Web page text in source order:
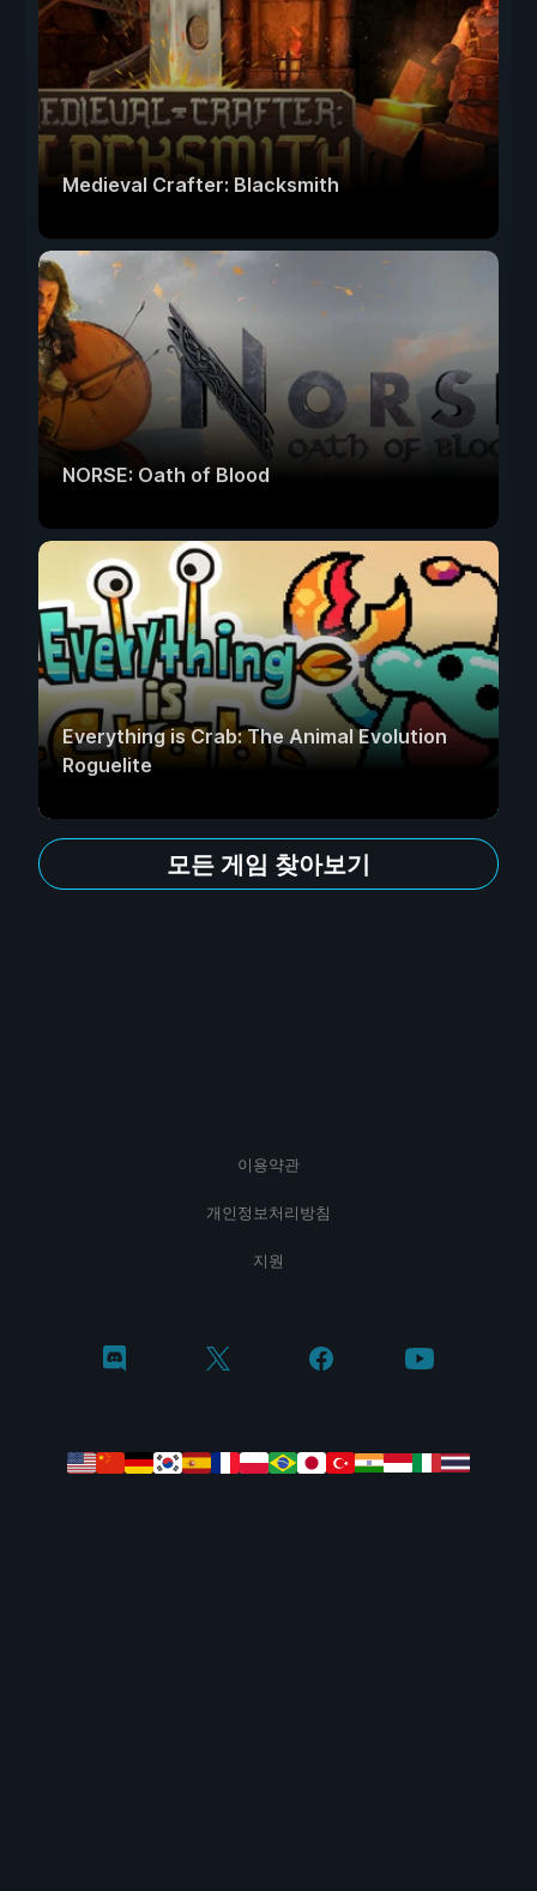
Medieval Crafter: Blacksmith
NORSE: Oath of Blood
Everything is Crab: The Animal Evolution
Roguelite
모든 게임 찾아보기
이용약관
개인정보처리방침
지원